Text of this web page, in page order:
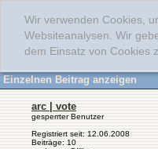
Wir verwenden Cookies,
Websiteanalysen. Wir
dem Einsatz von Cookies
Einzelnen Beitrag anzeigen
arc | vote
gesperrter Benutzer
Registriert seit: 12.06.2008
Beiträge: 10